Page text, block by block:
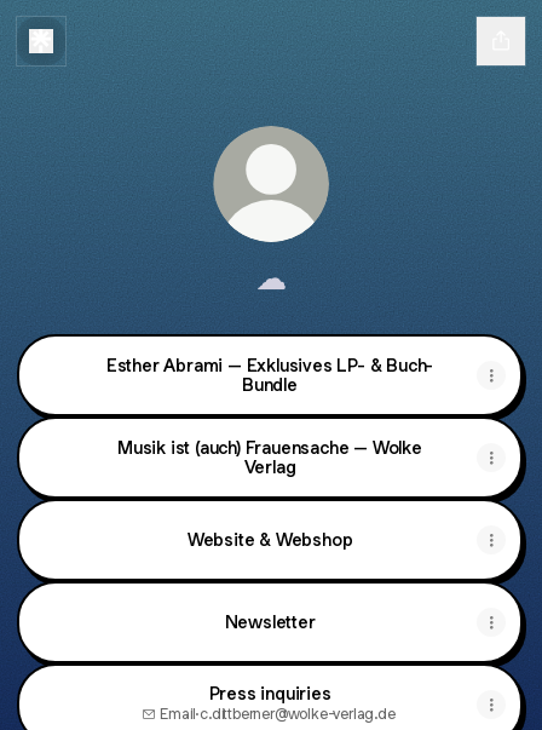
☁︎
Esther Abrami – Exklusives LP- & Buch-
Bundle
Musik ist (auch) Frauensache – Wolke
Verlag
Website & Webshop
Newsletter
Press inquiries
Email·c.dittberner@wolke-verlag.de